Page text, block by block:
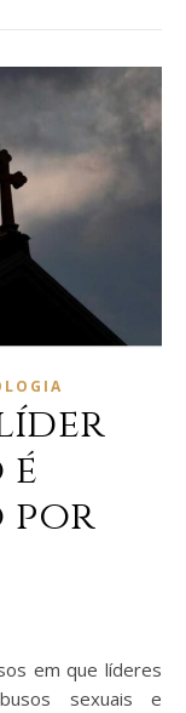
por
sexuais e